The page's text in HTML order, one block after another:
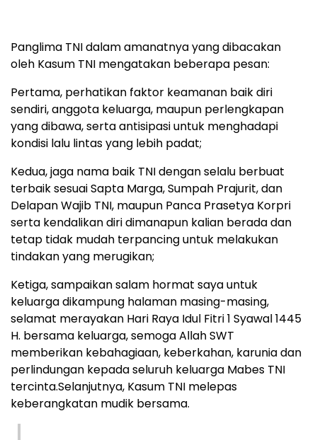
Panglima TNI dalam amanatnya yang dibacakan
oleh Kasum TNI mengatakan beberapa pesan:
Pertama, perhatikan faktor keamanan baik diri
sendiri, anggota keluarga, maupun perlengkapan
yang dibawa, serta antisipasi untuk menghadapi
kondisi lalu lintas yang lebih padat;
Kedua, jaga nama baik TNI dengan selalu berbuat
terbaik sesuai Sapta Marga, Sumpah Prajurit, dan
Delapan Wajib TNI, maupun Panca Prasetya Korpri
serta kendalikan diri dimanapun kalian berada dan
tetap tidak mudah terpancing untuk melakukan
tindakan yang merugikan;
Ketiga, sampaikan salam hormat saya untuk
keluarga dikampung halaman masing-masing,
selamat merayakan Hari Raya Idul Fitri 1 Syawal 1445
H. bersama keluarga, semoga Allah SWT
memberikan kebahagiaan, keberkahan, karunia dan
perlindungan kepada seluruh keluarga Mabes TNI
tercinta.Selanjutnya, Kasum TNI melepas
keberangkatan mudik bersama.